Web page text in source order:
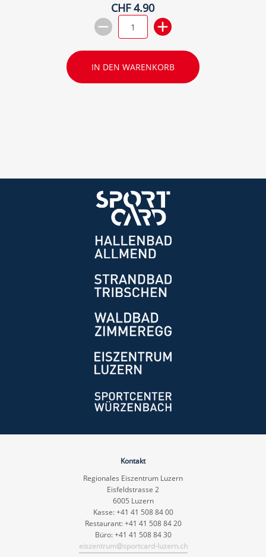
CHF 4.90
IN DEN WARENKORB
Kontakt
Regionales Eiszentrum Luzern
Eisfeldstrasse 2
6005 Luzern
Kasse: +41 41 508 84 00
Restaurant: +41 41 508 84 20
Büro: +41 41 508 84 30
eiszentrum@sportcard-luzern.ch